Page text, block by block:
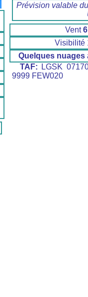
Prévision valable
Vent6
Visibilité
Quelques nuages
TAF: LGSK
9999 FEW020